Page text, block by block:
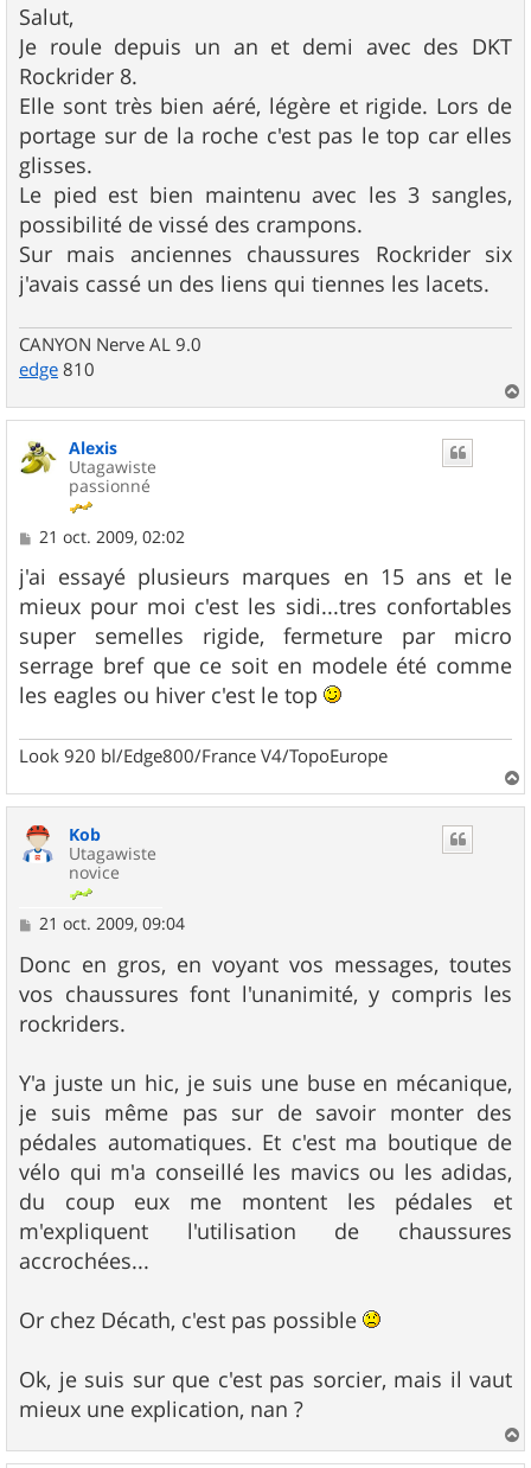
s
s
a
g
e
Salut,
Je roule depuis un an et demi avec des DKT
Rockrider 8.
Elle sont très bien aéré, légère et rigide. Lors de
portage sur de la roche c'est pas le top car elles
glisses.
Le pied est bien maintenu avec les 3 sangles,
possibilité de vissé des crampons.
Sur mais anciennes chaussures Rockrider six
j'avais cassé un des liens qui tiennes les lacets.
CANYON Nerve AL 9.0
edge 810
a
Alexis
Utagawiste
passionné
M
s
s
a
g
e
21 oct. 2009, 02:02
j'ai essayé plusieurs marques en 15 ans et le
mieux pour moi c'est les sidi...tres confortables
super semelles rigide, fermeture par micro
serrage bref que ce soit en modele été comme
les eagles ou hiver c'est le top
Look 920 bl/Edge800/France V4/TopoEurope
a
Kob
Utagawiste
novice
M
s
s
a
g
e
21 oct. 2009, 09:04
Donc en gros, en voyant vos messages, toutes
vos chaussures font l'unanimité, y compris les
rockriders.
Y'a juste un hic, je suis une buse en mécanique,
je suis même pas sur de savoir monter des
pédales automatiques. Et c'est ma boutique de
vélo qui m'a conseillé les mavics ou les adidas,
du coup eux me montent les pédales et
m'expliquent l'utilisation de chaussures
accrochées...
Or chez Décath, c'est pas possible
Ok, je suis sur que c'est pas sorcier, mais il vaut
mieux une explication, nan ?
a